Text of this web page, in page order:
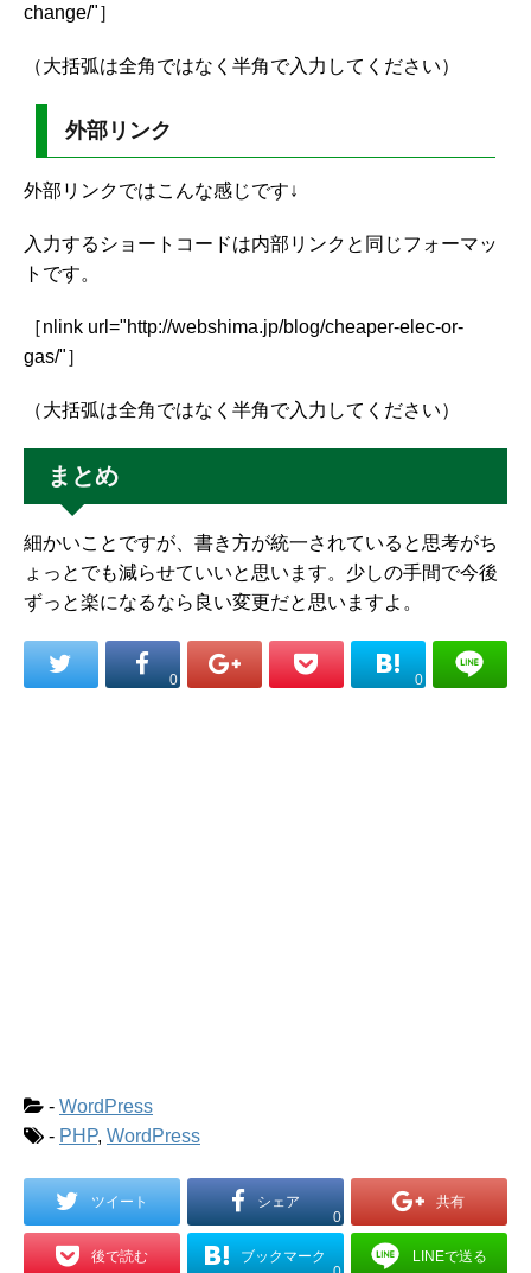
change/"］
（大括弧は全角ではなく半角で入力してください）
外部リンク
外部リンクではこんな感じです↓
入力するショートコードは内部リンクと同じフォーマッ
トです。
［nlink url="http://webshima.jp/blog/cheaper-elec-or-
gas/"］
（大括弧は全角ではなく半角で入力してください）
まとめ
細かいことですが、書き方が統一されていると思考がち
ょっとでも減らせていいと思います。少しの手間で今後
ずっと楽になるなら良い変更だと思いますよ。
0 0
- WordPress
- PHP, WordPress
ツイート
シェア
0
共有
後で読む
ブックマーク
LINEで送る